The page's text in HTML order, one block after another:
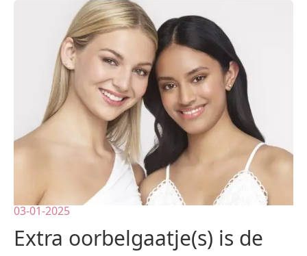
03-01-2025
Extra oorbelgaatje(s) is de